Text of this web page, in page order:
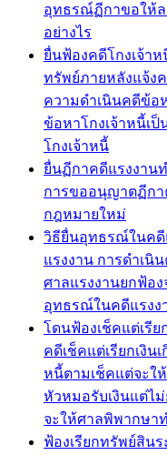
อุทธรณ์ฏีกาขอให้
อย่างไร
ยื่นฟ้องคดีโกงเจ้า
ทรัพย์ภายหลังแจ้ง
ความดำเนินคดีข้อ
ข้อหาโกงเจ้าหนี้เ
โกงเจ้าหนี้
ยื่นฏีกาคดีแรงงาน
การขออนุญาตฏีกา
กฎหมายใหม่
วิธียื่นอุทธรณ์ในคดี
แรงงาน การดำเ
ศาลแรงงานยกฟ้อ
อุทธรณ์ในคดีแรงง
โดนฟ้องเช็คแต่เรีย
คดีเช็คแต่เรียกเงิน
หนี้ตามเช็คแต่จะใ
หัวหมอรับเงินแต่ไ
จะให้ศาลพิพากษา
ฟ้องเรียกทรัพย์สิน